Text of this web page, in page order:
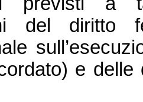
del diritto
e